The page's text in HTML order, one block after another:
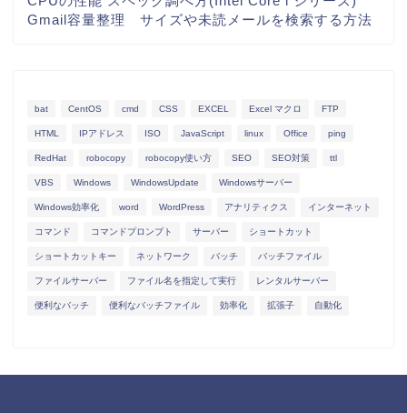
Gmail容量整理 サイズや未読メールを検索する方法
bat CentOS cmd CSS EXCEL Excel マクロ FTP
HTML IPアドレス ISO JavaScript linux Office ping
RedHat robocopy robocopy使い方 SEO SEO対策 ttl
VBS Windows WindowsUpdate Windowsサーバー
Windows効率化 word WordPress アナリティクス インターネット
コマンド コマンドプロンプト サーバー ショートカット
ショートカットキー ネットワーク バッチ バッチファイル
ファイルサーバー ファイル名を指定して実行 レンタルサーバー
便利なバッチ 便利なバッチファイル 効率化 拡張子 自動化